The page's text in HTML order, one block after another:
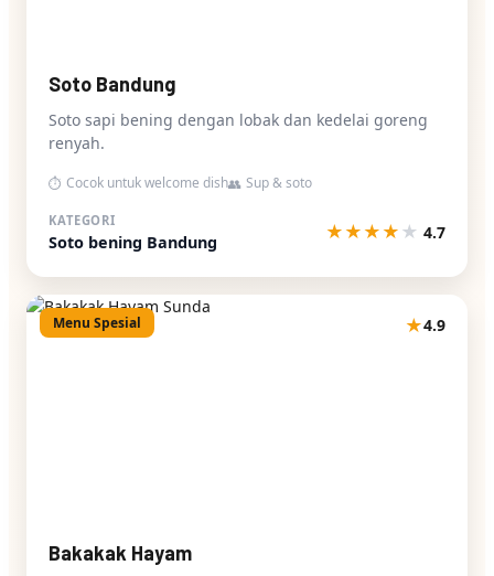
Soto Bandung
Soto sapi bening dengan lobak dan kedelai goreng
renyah.
⏱ Cocok untuk welcome dish👥 Sup & soto
KATEGORI
Soto bening Bandung ★★★★★ 4.7
Menu Spesial ★4.9
Bakakak Hayam